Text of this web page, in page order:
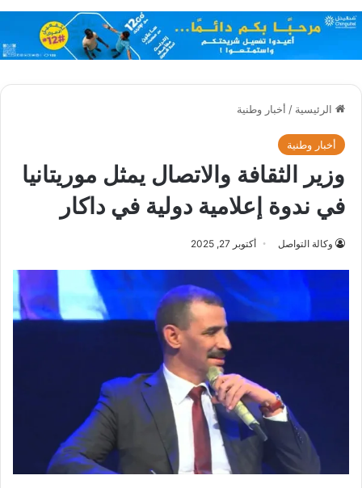
الرئيسية / أخبار وطنية
أخبار وطنية
وزير الثقافة والاتصال يمثل موريتانيا
في ندوة إعلامية دولية في داكار
وكالة التواصل أكتوبر 27, 2025